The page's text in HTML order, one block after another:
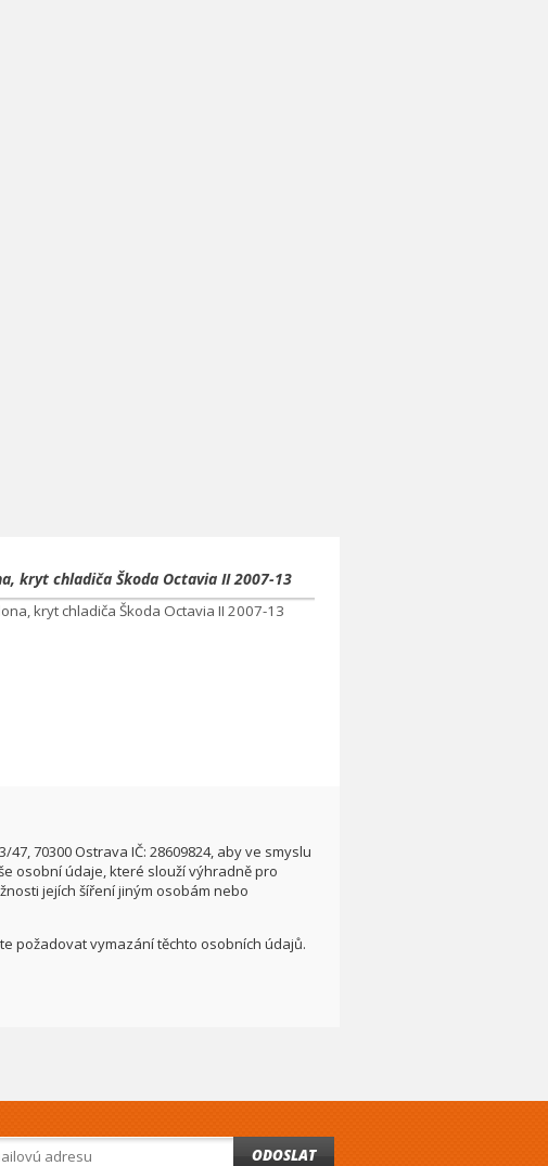
kryt chladiča Škoda Octavia II 2007-13
70300 Ostrava IČ: 28609824, aby ve smyslu
osobní údaje, které slouží výhradně pro
jejích šíření jiným osobám nebo
požadovat vymazání těchto osobních údajů.
ODOSLAT